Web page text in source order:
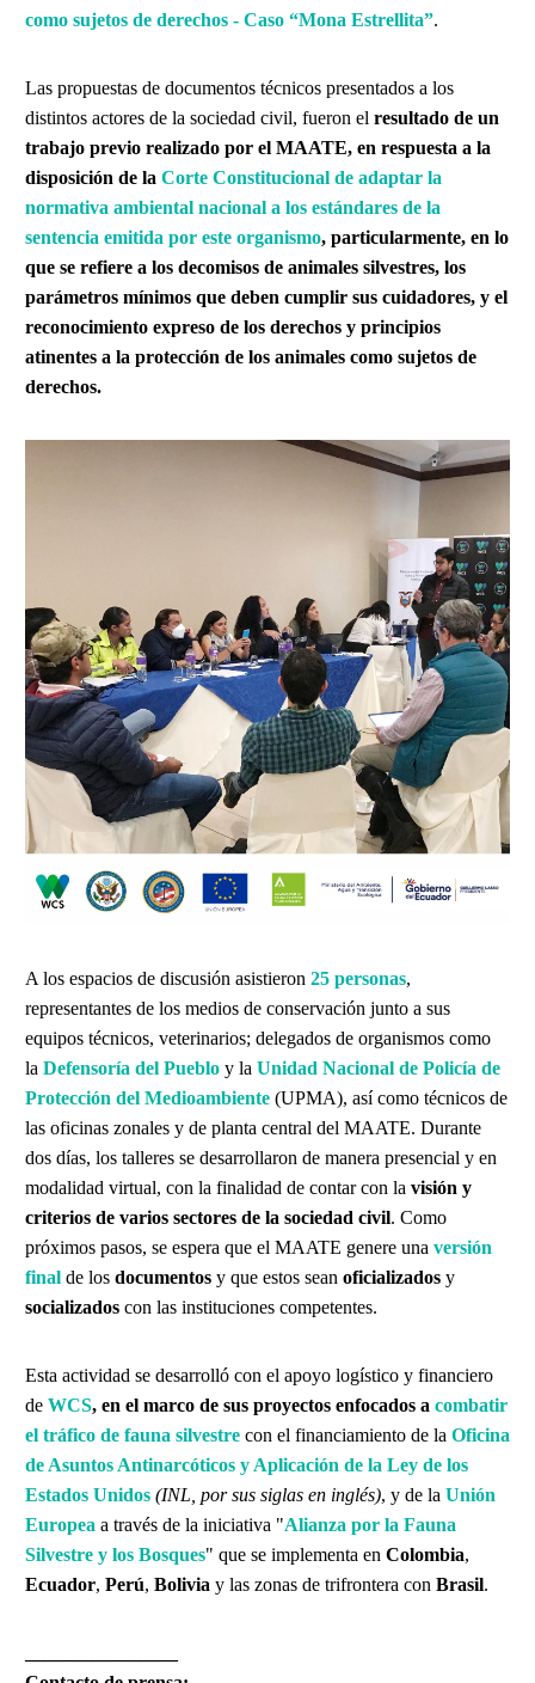
como sujetos de derechos - Caso “Mona Estrellita”.
Las propuestas de documentos técnicos presentados a los
distintos actores de la sociedad civil, fueron el resultado de un
trabajo previo realizado por el MAATE, en respuesta a la
disposición de la Corte Constitucional de adaptar la
normativa ambiental nacional a los estándares de la
sentencia emitida por este organismo, particularmente, en lo
que se refiere a los decomisos de animales silvestres, los
parámetros mínimos que deben cumplir sus cuidadores, y el
reconocimiento expreso de los derechos y principios
atinentes a la protección de los animales como sujetos de
derechos.
A los espacios de discusión asistieron 25 personas,
representantes de los medios de conservación junto a sus
equipos técnicos, veterinarios; delegados de organismos como
la Defensoría del Pueblo y la Unidad Nacional de Policía de
Protección del Medioambiente (UPMA), así como técnicos de
las oficinas zonales y de planta central del MAATE. Durante
dos días, los talleres se desarrollaron de manera presencial y en
modalidad virtual, con la finalidad de contar con la visión y
criterios de varios sectores de la sociedad civil. Como
próximos pasos, se espera que el MAATE genere una versión
final de los documentos y que estos sean oficializados y
socializados con las instituciones competentes.
Esta actividad se desarrolló con el apoyo logístico y financiero
de WCS, en el marco de sus proyectos enfocados a combatir
el tráfico de fauna silvestre con el financiamiento de la Oficina
de Asuntos Antinarcóticos y Aplicación de la Ley de los
Estados Unidos (INL, por sus siglas en inglés), y de la Unión
Europea a través de la iniciativa "Alianza por la Fauna
Silvestre y los Bosques" que se implementa en Colombia,
Ecuador, Perú, Bolivia y las zonas de trifrontera con Brasil.